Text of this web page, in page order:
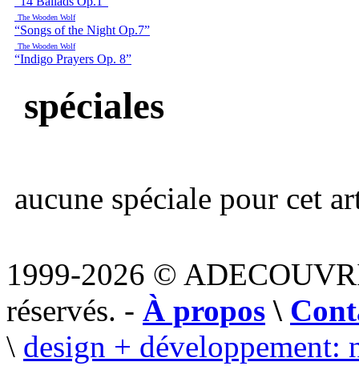
The Wooden Wolf
“Songs of the Night Op.7”
The Wooden Wolf
“Indigo Prayers Op. 8”
spéciales
aucune spéciale pour cet
1999-2026 ©
réservés. - À propos \
\ design + développement: